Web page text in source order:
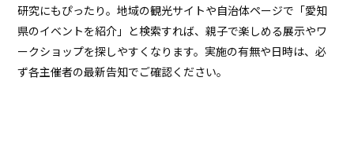
研究にもぴったり。地域の観光サイトや自治体ページで「愛知
県のイベントを紹介」と検索すれば、親子で楽しめる展示やワ
ークショップを探しやすくなります。実施の有無や日時は、必
ず各主催者の最新告知でご確認ください。